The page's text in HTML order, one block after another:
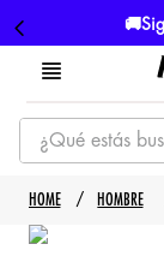
¿Qué estás buscando?
TÉRMINOS MÁS
1
HOMBRE